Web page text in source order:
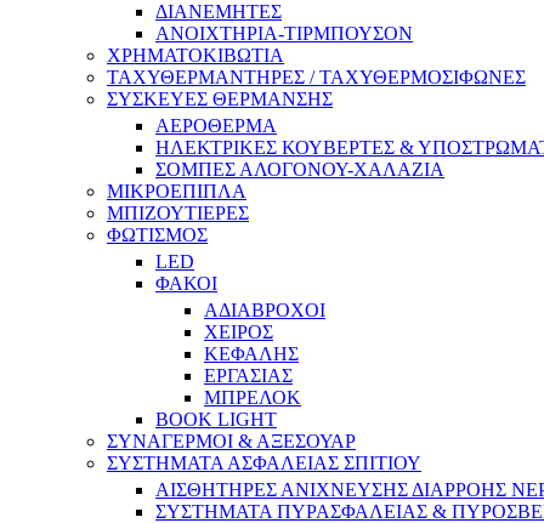
ΔΙΑΝΕΜΗΤΕΣ
ΑΝΟΙΧΤΗΡΙΑ-ΤΙΡΜΠΟΥΣΟΝ
ΧΡΗΜΑΤΟΚΙΒΩΤΙΑ
ΤΑΧΥΘΕΡΜΑΝΤΗΡΕΣ / ΤΑΧΥΘΕΡΜΟΣΙΦΩΝΕΣ
ΣΥΣΚΕΥΕΣ ΘΕΡΜΑΝΣΗΣ
ΑΕΡΟΘΕΡΜΑ
ΗΛΕΚΤΡΙΚΕΣ ΚΟΥΒΕΡΤΕΣ &
ΣΟΜΠΕΣ ΑΛΟΓΟΝΟΥ-ΧΑΛΑΖΙΑ
ΜΙΚΡΟΕΠΙΠΛΑ
ΜΠΙΖΟΥΤΙΕΡΕΣ
ΦΩΤΙΣΜΟΣ
LED
ΦΑΚΟΙ
ΑΔΙΑΒΡΟΧΟΙ
ΧΕΙΡΟΣ
ΚΕΦΑΛΗΣ
ΕΡΓΑΣΙΑΣ
ΜΠΡΕΛΟΚ
BOOK LIGHT
ΣΥΝΑΓΕΡΜΟΙ & ΑΞΕΣΟΥΑΡ
ΣΥΣΤΗΜΑΤΑ ΑΣΦΑΛΕΙΑΣ ΣΠΙΤΙΟΥ
ΑΙΣΘΗΤΗΡΕΣ ΑΝΙΧΝΕΥΣΗΣ ΔΙΑΡΡΟΗΣ
ΣΥΣΤΗΜΑΤΑ ΠΥΡΑΣΦΑΛΕΙΑΣ &